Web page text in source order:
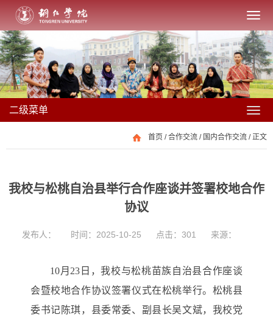
二级菜单
首页 /合作交流 / 国内合作交流 / 正文
我校与松桃自治县举行合作座谈并签署校地合作
协议
发布人： 时间：2025-10-25 点击： 301 来源：
10月23日，我校与松桃苗族自治县合作座谈
会暨校地合作协议签署仪式在松桃举行。松桃县
委书记陈琪，县委常委、副县长吴文斌，我校党